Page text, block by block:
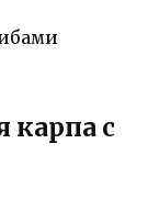
карпа с